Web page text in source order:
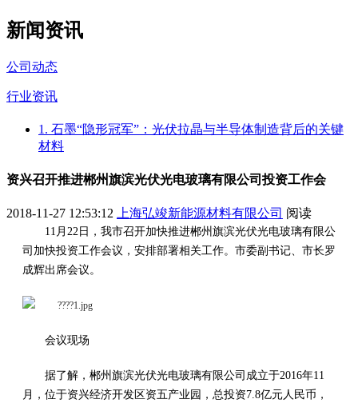
新闻资讯
公司动态
行业资讯
1. 石墨“隐形冠军”：光伏拉晶与半导体制造背后的关键
材料
资兴召开推进郴州旗滨光伏光电玻璃有限公司投资工作会
2018-11-27 12:53:12 上海弘竣新能源材料有限公司 阅读
11月22日，我市召开加快推进郴州旗滨光伏光电玻璃有限公
司加快投资工作会议，安排部署相关工作。市委副书记、市长罗
成辉出席会议。
会议现场
据了解，郴州旗滨光伏光电玻璃有限公司成立于2016年11
月，位于资兴经济开发区资五产业园，总投资7.8亿元人民币，